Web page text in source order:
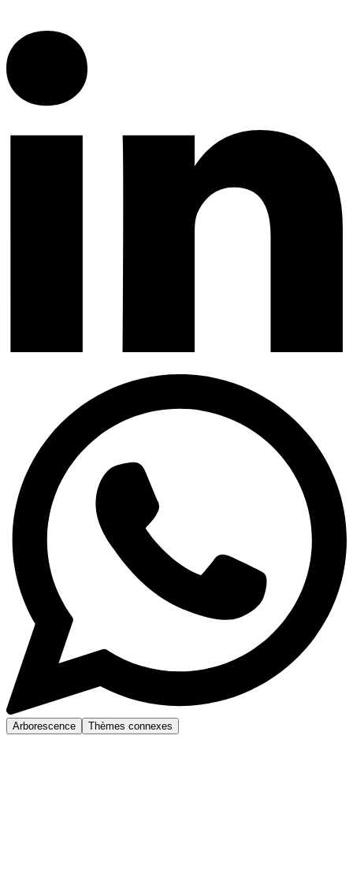
Arborescence Thèmes connexes